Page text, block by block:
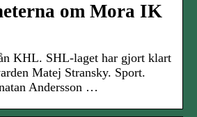
om Mora IK
KHL. SHL-laget har gjort klart
Matej Stransky. Sport.
Andersson …